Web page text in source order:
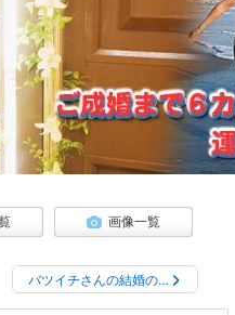
画像一覧
バツイチさんの結婚の…